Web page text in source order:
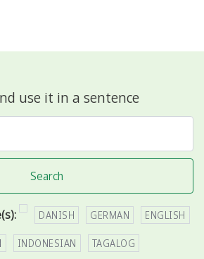
use it in a sentence
Search
DANISH GERMAN ENGLISH
INDONESIAN TAGALOG